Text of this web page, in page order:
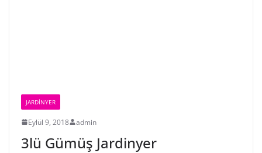
JARDINYER
Eylül 9, 2018 admin
3lü Gümüş Jardinyer